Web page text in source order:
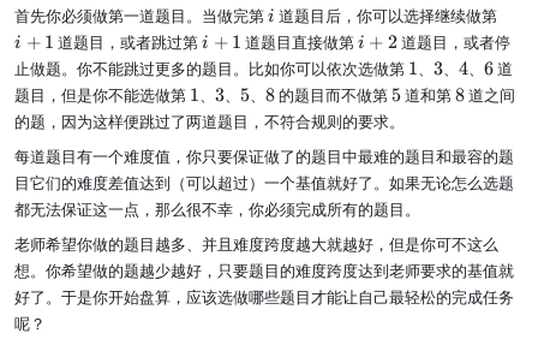
首先你必须做第一道题目。当做完第ii 道题目后，你可以选择继续做第
+
1
i + 1 道题目，或者跳过第i
+
1
i + 1 道题目直接做第i
+
2
i + 2道题目，或者停
止做题。你不能跳过更多的题目。比如你可以依次选做第 11、3
3、4
4、6
6道
题目，但是你不能选做第 11、3
3、5
5、8
8 的题目而不做第5
5道和第8
8道之间
的题，因为这样便跳过了两道题目，不符合规则的要求。
每道题目有一个难度值，你只要保证做了的题目中最难的题目和最容的题
目它们的难度差值达到（可以超过）一个基值就好了。如果无论怎么选题
都无法保证这一点，那么很不幸，你必须完成所有的题目。
老师希望你做的题目越多、并且难度跨度越大就越好，但是你可不这么
想。你希望做的题越少越好，只要题目的难度跨度达到老师要求的基值就
好了。于是你开始盘算，应该选做哪些题目才能让自己最轻松的完成任务
呢？